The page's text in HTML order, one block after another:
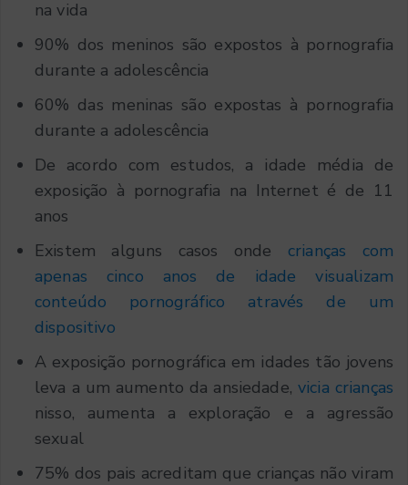
na vida
90% dos meninos são expostos à pornografia
durante a adolescência
60% das meninas são expostas à pornografia
durante a adolescência
De acordo com estudos, a idade média de
exposição à pornografia na Internet é de 11
anos
Existem alguns casos onde crianças com
apenas cinco anos de idade visualizam
conteúdo pornográfico através de um
dispositivo
A exposição pornográfica em idades tão jovens
leva a um aumento da ansiedade, vicia crianças
nisso, aumenta a exploração e a agressão
sexual
75% dos pais acreditam que crianças não viram